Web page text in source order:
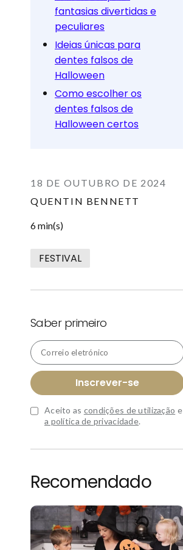
fantasias divertidas e
peculiares
Ideias únicas para
dentes falsos de
Halloween
Como escolher os
dentes falsos de
Halloween certos
18 DE OUTUBRO DE 2024
QUENTIN BENNETT
6 min(s)
FESTIVAL
Saber primeiro
Correio eletrónico
Inscrever-se
Aceito as condições de utilização e
a política de privacidade.
Recomendado